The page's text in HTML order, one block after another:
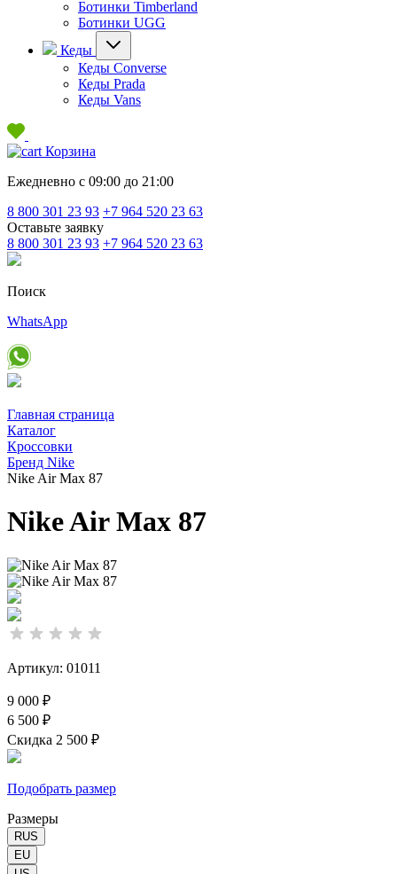
Ботинки Timberland
Ботинки UGG
Кеды
Кеды Converse
Кеды Prada
Кеды Vans
Корзина
Ежедневно с 09:00 до 21:00
8 800 301 23 93 +7 964 520 23 63
Оставьте заявку
8 800 301 23 93 +7 964 520 23 63
Поиск
WhatsApp
Главная страница
Каталог
Кроссовки
Бренд Nike
Nike Air Max 87
Nike Air Max 87
Артикул: 01011
9 000 ₽
6 500 ₽
Скидка 2 500 ₽
Подобрать размер
Размеры
RUS
EU